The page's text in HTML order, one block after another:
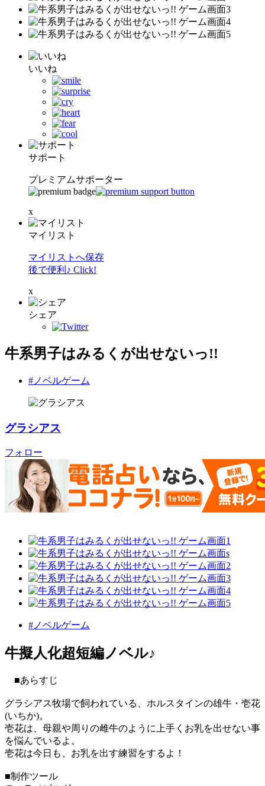
いいね
サポート
プレミアムサポーター
x
マイリスト
マイリストへ保存
後で便利♪ Click!
x
シェア
牛系男子はみるくが出せないっ!!
#ノベルゲーム
グラシアス
フォロー
#ノベルゲーム
牛擬人化超短編ノベル♪
■あらすじ
グラシアス牧場で飼われている、ホルスタインの雄牛・壱花
(いちか)。
壱花は、母親や周りの雌牛のように上手くお乳を出せない事
を悩んでいるよ。
壱花は今日も、お乳を出す練習をするよ！
■制作ツール